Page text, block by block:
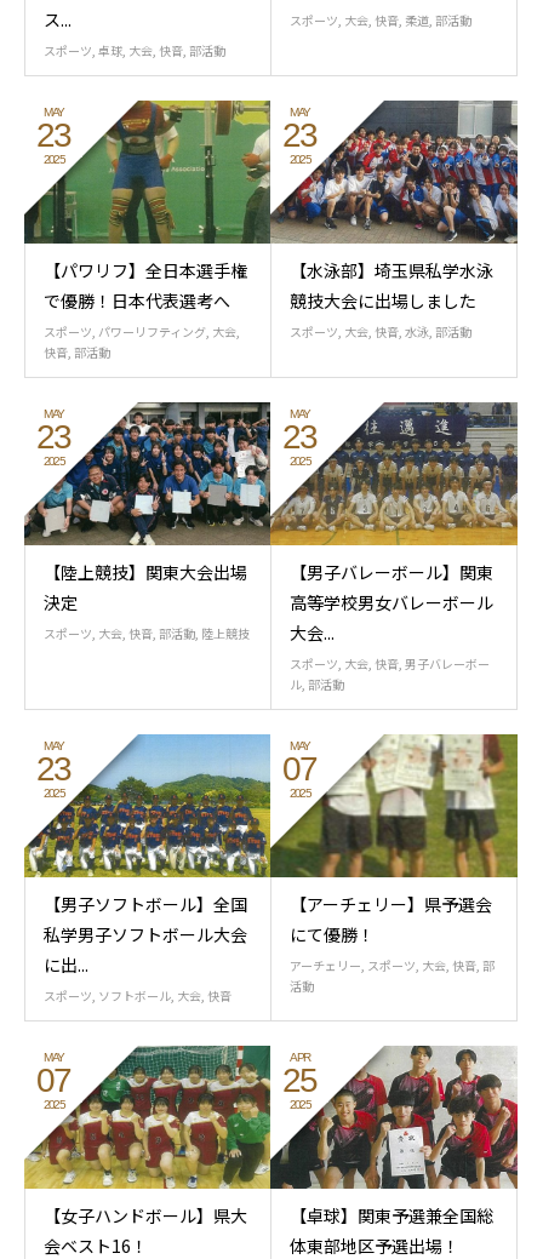
ス...
スポーツ 卓球 大会 快音 部活動
スポーツ 大会 快音 柔道 部活動
MAY
23
2025
【パワリフ】全日本選手権
で優勝！日本代表選考へ
スポーツ パワーリフティング 大会
快音 部活動
MAY
23
2025
【水泳部】埼玉県私学水泳
競技大会に出場しました
スポーツ 大会 快音 水泳 部活動
MAY
23
2025
【陸上競技】関東大会出場
決定
スポーツ 大会 快音 部活動 陸上競技
MAY
23
2025
【男子バレーボール】関東
高等学校男女バレーボール
大会...
スポーツ 大会 快音 男子バレーボー
ル 部活動
MAY
23
2025
【男子ソフトボール】全国
私学男子ソフトボール大会
に出...
スポーツ ソフトボール 大会 快音
MAY
07
2025
【アーチェリー】県予選会
にて優勝！
アーチェリー スポーツ 大会 快音 部
活動
MAY
07
2025
【女子ハンドボール】県大
会ベスト16！
APR
25
2025
【卓球】関東予選兼全国総
体東部地区予選出場！